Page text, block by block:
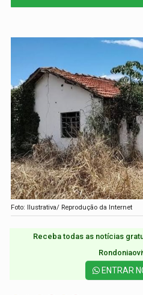
Foto: Ilustrativa/ Reprodução da Internet
Receba todas as notícias
ENTRAR